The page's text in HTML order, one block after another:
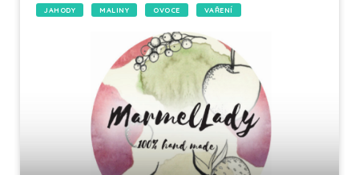
JAHODY MALINY OVOCE VAŘENÍ